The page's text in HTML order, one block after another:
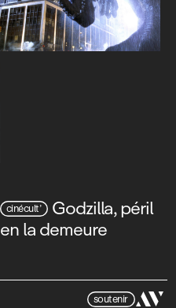
cinécult’ Godzilla, péril
en la demeure
soutenir